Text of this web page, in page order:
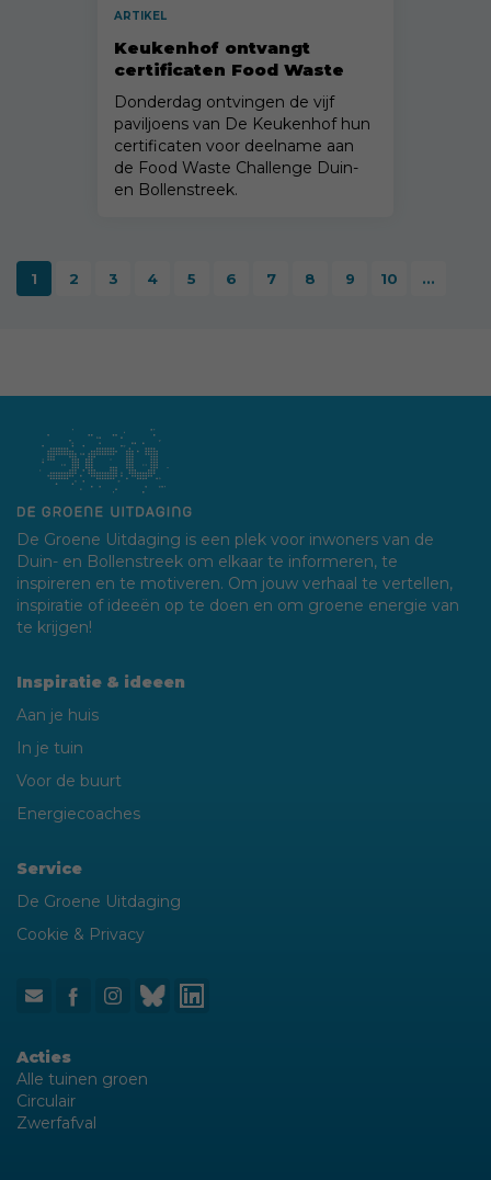
ARTIKEL
Keukenhof ontvangt
certificaten Food Waste
Challenge
Donderdag ontvingen de vijf
paviljoens van De Keukenhof hun
certificaten voor deelname aan
de Food Waste Challenge Duin-
en Bollenstreek.
1 2 3 4 5 6 7 8 9 10 ...
De Groene Uitdaging is een plek voor inwoners van de
Duin- en Bollenstreek om elkaar te informeren, te
inspireren en te motiveren. Om jouw verhaal te vertellen,
inspiratie of ideeën op te doen en om groene energie van
te krijgen!
Inspiratie & ideeen
Aan je huis
In je tuin
Voor de buurt
Energiecoaches
Service
De Groene Uitdaging
Cookie & Privacy
Acties
Alle tuinen groen
Circulair
Zwerfafval